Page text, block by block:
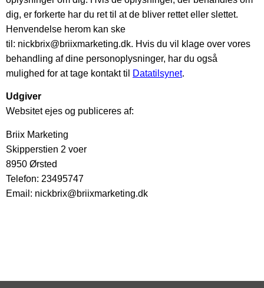
dig, er forkerte har du ret til at de bliver rettet eller slettet.
Henvendelse herom kan ske
til: nickbrix@briixmarketing.dk. Hvis du vil klage over vores
behandling af dine personoplysninger, har du også
mulighed for at tage kontakt til
Datatilsynet.
Udgiver
Websitet ejes og publiceres af:
Briix Marketing
Skipperstien 2 voer
8950 Ørsted
Telefon: 23495747
Email: nickbrix@briixmarketing.dk